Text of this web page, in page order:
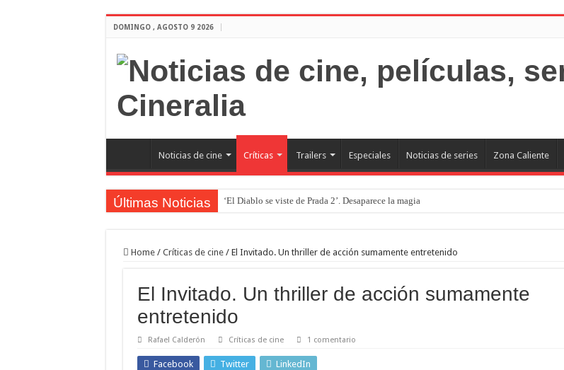
DOMINGO , AGOSTO 9 2026
Noticias de cine Críticas Trailers Especiales Noticias de series Zona Caliente
Últimas Noticias ‘El Diablo se viste de Prada 2’. Desaparece la magia
‘La Asistenta’. Dúo perfecto
‘Supergirl’. De 7’5 con fresquito
Home / Críticas de cine / El Invitado. Un thriller de acción sumamente entretenido
El Invitado. Un thriller de acción sumamente
entretenido
Rafael Calderón Críticas de cine 1 comentario
Facebook Twitter LinkedIn